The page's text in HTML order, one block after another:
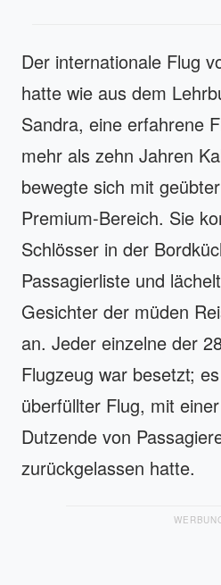
Der internationale Flug
hatte wie aus dem
Sandra, eine erfahrene
mehr als zehn Jahren
bewegte sich mit
Premium-Bereich. Sie
Schlösser in der
Passagierliste und
Gesichter der müden
an. Jeder einzelne der
Flugzeug war besetzt;
überfüllter Flug, mit
Dutzende von
zurückgelassen hatte.